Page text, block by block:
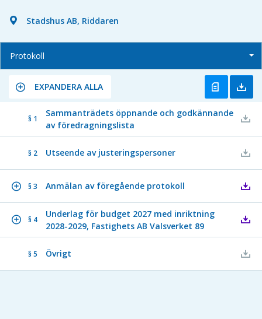
Stadshus AB, Riddaren
Protokoll
EXPANDERA ALLA
§ 1
Sammanträdets öppnande och godkännande
av föredragningslista
§ 2 Utseende av justeringspersoner
§ 3 Anmälan av föregående protokoll
§ 4
Underlag för budget 2027 med inriktning
2028-2029, Fastighets AB Valsverket 89
§ 5 Övrigt